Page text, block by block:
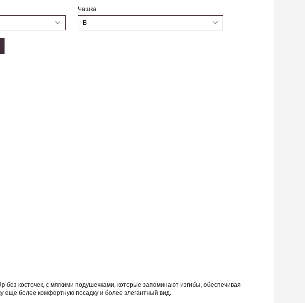
Чашка
косточек, с мягкими подушечками, которые запоминают изгибы, обеспечивая
более комфортную посадку и более элегантный вид.